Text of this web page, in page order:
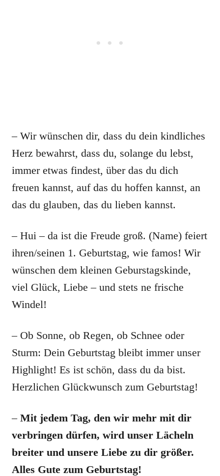
– Wir wünschen dir, dass du dein kindliches
Herz bewahrst, dass du, solange du lebst,
immer etwas findest, über das du dich
freuen kannst, auf das du hoffen kannst, an
das du glauben, das du lieben kannst.
– Hui – da ist die Freude groß. (Name) feiert
ihren/seinen 1. Geburtstag, wie famos! Wir
wünschen dem kleinen Geburstagskinde,
viel Glück, Liebe – und stets ne frische
Windel!
– Ob Sonne, ob Regen, ob Schnee oder
Sturm: Dein Geburtstag bleibt immer unser
Highlight! Es ist schön, dass du da bist.
Herzlichen Glückwunsch zum Geburtstag!
– Mit jedem Tag, den wir mehr mit dir
verbringen dürfen, wird unser Lächeln
breiter und unsere Liebe zu dir größer.
Alles Gute zum Geburtstag!